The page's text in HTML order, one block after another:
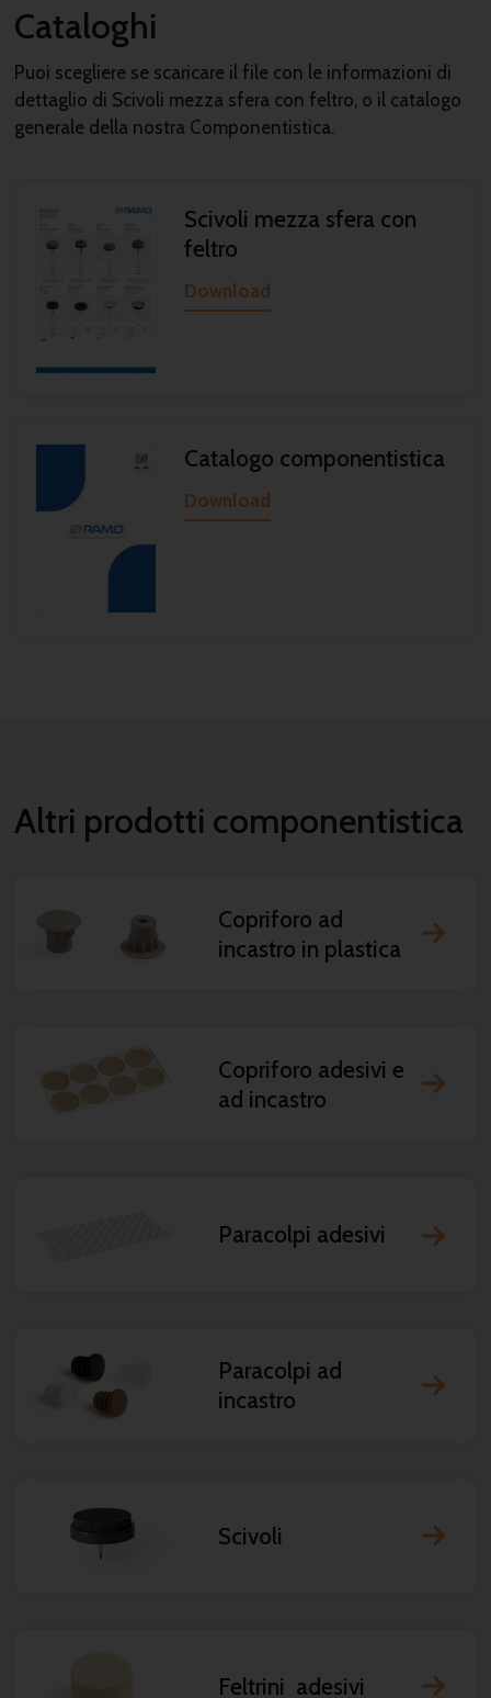
Cataloghi
Puoi scegliere se scaricare il file con le informazioni di
dettaglio di Scivoli mezza sfera con feltro, o il catalogo
generale della nostra Componentistica.
Scivoli mezza sfera con
feltro
Download
Catalogo componentistica
Download
Altri prodotti componentistica
Copriforo ad
incastro in plastica
Copriforo adesivi e
ad incastro
Paracolpi adesivi
Paracolpi ad
incastro
Scivoli
Feltrini adesivi